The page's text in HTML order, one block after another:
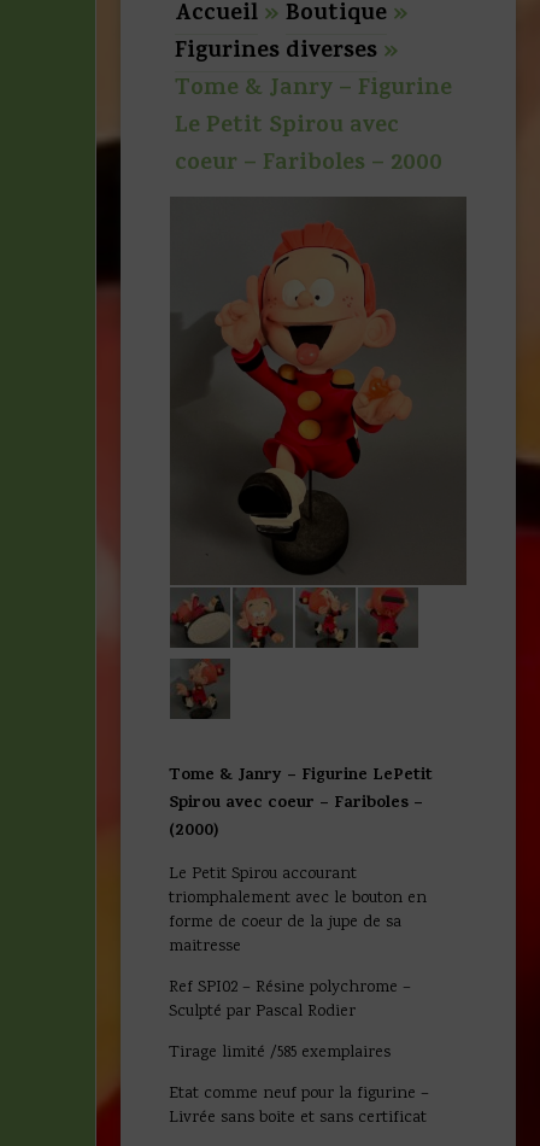
Accueil»Boutique»
Figurines diverses»
Tome & Janry – Figurine
Le Petit Spirou avec
coeur – Fariboles – 2000
Tome & Janry – Figurine LePetit
Spirou avec coeur – Fariboles –
(2000)
Le Petit Spirou accourant
triomphalement avec le bouton en
forme de coeur de la jupe de sa
maitresse
Ref SPI02 – Résine polychrome –
Sculpté par Pascal Rodier
Tirage limité /585 exemplaires
Etat comme neuf pour la figurine –
Livrée sans boite et sans certificat